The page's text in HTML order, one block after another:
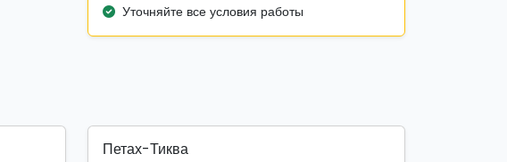
Уточняйте все условия работы
Петах-Тиква